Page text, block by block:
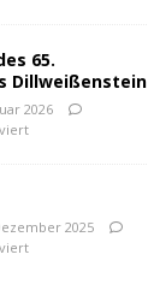
65.
Dillweißenstein
2026
2025